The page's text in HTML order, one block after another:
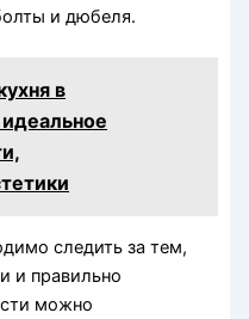
и дюбеля.
в
следить за тем,
и правильно
можно